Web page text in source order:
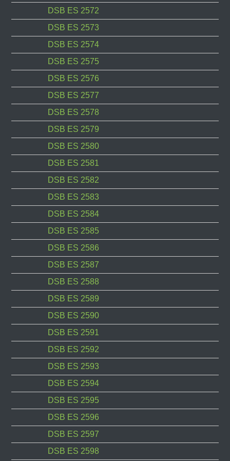
DSB ES 2572
DSB ES 2573
DSB ES 2574
DSB ES 2575
DSB ES 2576
DSB ES 2577
DSB ES 2578
DSB ES 2579
DSB ES 2580
DSB ES 2581
DSB ES 2582
DSB ES 2583
DSB ES 2584
DSB ES 2585
DSB ES 2586
DSB ES 2587
DSB ES 2588
DSB ES 2589
DSB ES 2590
DSB ES 2591
DSB ES 2592
DSB ES 2593
DSB ES 2594
DSB ES 2595
DSB ES 2596
DSB ES 2597
DSB ES 2598